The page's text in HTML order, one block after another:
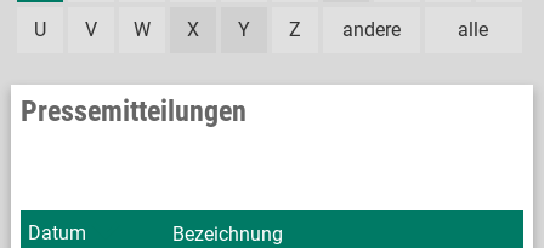
alle
U V W X Y Z andere
Pressemitteilungen
Datum Bezeichnung